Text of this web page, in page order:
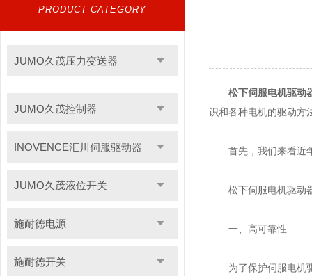
PRODUCT CATEGORY
JUMO久茂压力变送器
JUMO久茂控制器
INOVENCE汇川伺服驱动器
JUMO久茂液位开关
施耐德电源
施耐德开关
松下伺服电机驱动
识和各种电机的驱动方
首先，我们来看近年
松下伺服电机驱动
一、高可靠性
为了保护伺服电机驱